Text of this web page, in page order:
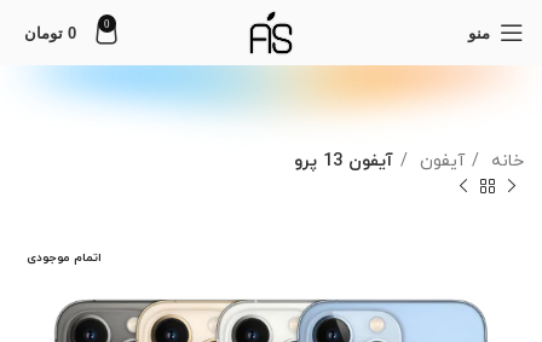
منو 0
0 تومان
خانه آیفون آیفون 13 پرو
اتمام موجودی